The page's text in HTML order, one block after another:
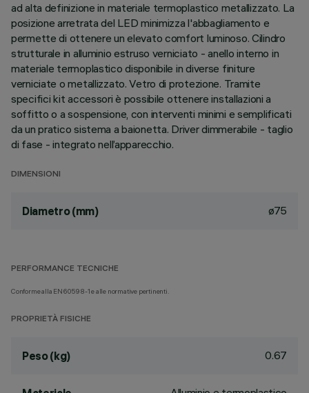
ad alta definizione in materiale termoplastico metallizzato. La
posizione arretrata del LED minimizza l'abbagliamento e
permette di ottenere un elevato comfort luminoso. Cilindro
strutturale in alluminio estruso verniciato - anello interno in
materiale termoplastico disponibile in diverse finiture
verniciate o metallizzato. Vetro di protezione. Tramite
specifici kit accessori è possibile ottenere installazioni a
soffitto o a sospensione, con interventi minimi e semplificati
da un pratico sistema a baionetta. Driver dimmerabile - taglio
di fase - integrato nell’apparecchio.
DIMENSIONI
Diametro (mm) ø75
PERFORMANCE TECNICHE
Conforme alla EN60598-1 e alle normative pertinenti.
PROPRIETÀ FISICHE
Peso (kg) 0.67